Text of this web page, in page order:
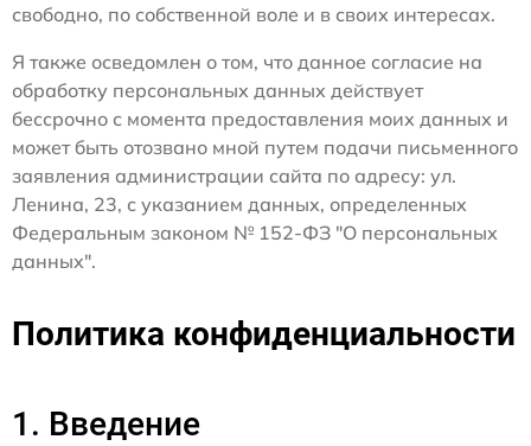
свободно, по собственной воле и в своих интересах.
Я также осведомлен о том, что данное согласие на
обработку персональных данных действует
бессрочно с момента предоставления моих данных и
может быть отозвано мной путем подачи письменного
заявления администрации сайта по адресу: ул.
Ленина, 23, с указанием данных, определенных
Федеральным законом № 152-ФЗ "О персональных
данных".
Политика конфиденциальности
1. Введение